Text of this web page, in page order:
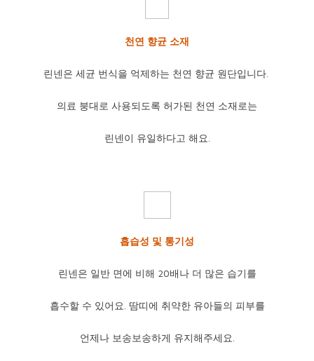
천연 향균 소재
린넨은 세균 번식을 억제하는 천연 향균 원단입니다.
의료 붕대로 사용되도록 허가된 천연 소재로는
린넨이 유일하다고 해요.
흡습성 및 통기성
린넨은 일반 면에 비해 20배나 더 많은 습기를
흡수할 수 있어요. 땀띠에 취약한 유아들의 피부를
언제나 보송보송하게 유지해주세요.